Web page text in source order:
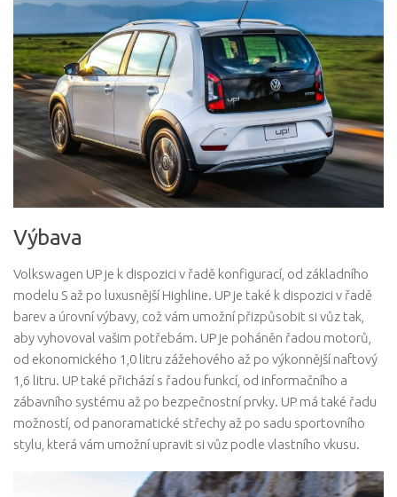
Výbava
Volkswagen UP je k dispozici v řadě konfigurací, od základního
modelu S až po luxusnější Highline. UP je také k dispozici v řadě
barev a úrovní výbavy, což vám umožní přizpůsobit si vůz tak,
aby vyhovoval vašim potřebám. UP je poháněn řadou motorů,
od ekonomického 1,0 litru zážehového až po výkonnější naftový
1,6 litru. UP také přichází s řadou funkcí, od informačního a
zábavního systému až po bezpečnostní prvky. UP má také řadu
možností, od panoramatické střechy až po sadu sportovního
stylu, která vám umožní upravit si vůz podle vlastního vkusu.